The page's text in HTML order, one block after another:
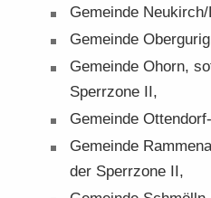
Ge­mein­de
Ge­mein­de
Ge­mein­de Ohorn,
Sperr­zo­ne II,
Ge­mein­de
Ge­mein­de
der Sperr­zo­ne II,